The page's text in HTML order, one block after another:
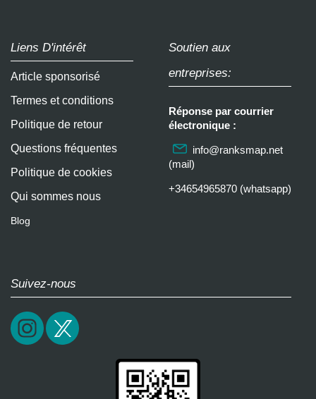
Liens D'intérêt
Article sponsorisé
Termes et conditions
Politique de retour
Questions fréquentes
Politique de cookies
Qui sommes nous
Blog
Soutien aux
entreprises:
Réponse par courrier
électronique :
info@ranksmap.net
(mail)
+34654965870 (whatsapp)
Suivez-nous